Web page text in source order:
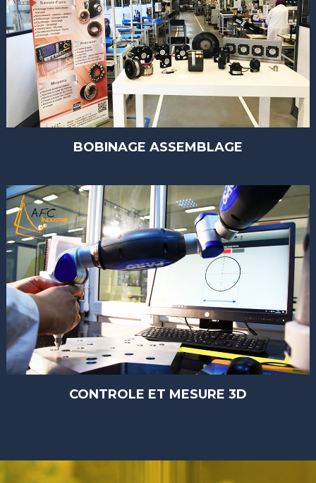
BOBINAGE ASSEMBLAGE
CONTROLE ET MESURE 3D